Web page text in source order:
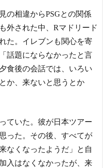
の相違からPSGとの関係
外された中、Rマドリード
た。イレブンも関心を寄
話題にならなかったと言
食後の会話では、いろい
か、来ないと思うとか
ていた。彼が日本ツアー
った。その後、すべてが
なくなったようだ」と自
入はなくなかったが、来